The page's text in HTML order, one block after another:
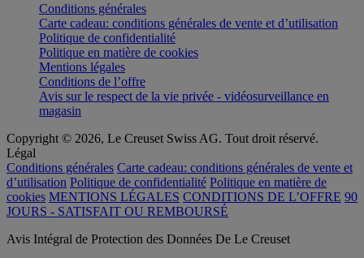
Conditions générales
Carte cadeau: conditions générales de vente et d’utilisation
Politique de confidentialité
Politique en matière de cookies
Mentions légales
Conditions de l’offre
Avis sur le respect de la vie privée - vidéosurveillance en
magasin
Copyright © 2026, Le Creuset Swiss AG. Tout droit réservé.
Légal
Conditions générales Carte cadeau: conditions générales de vente et
d’utilisation Politique de confidentialité Politique en matière de
cookies MENTIONS LÉGALES CONDITIONS DE L’OFFRE 90
JOURS - SATISFAIT OU REMBOURSÉ
Avis Intégral de Protection des Données De Le Creuset